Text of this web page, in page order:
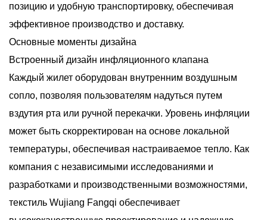
позицию и удобную транспортировку, обеспечивая
эффективное производство и доставку.
Основные моменты дизайна
Встроенный дизайн инфляционного клапана
Каждый жилет оборудован внутренним воздушным
сопло, позволяя пользователям надуться путем
вздутия рта или ручной перекачки. Уровень инфляции
может быть скорректирован на основе локальной
температуры, обеспечивая настраиваемое тепло. Как
компания с независимыми исследованиями и
разработками и производственными возможностями,
текстиль Wujiang Fangqi обеспечивает